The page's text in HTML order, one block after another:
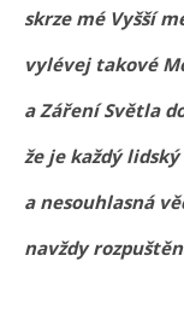
skrze mé Vyšší
vylévej takové
a Záření Světla
že je každý
a nesouhlasná
navždy